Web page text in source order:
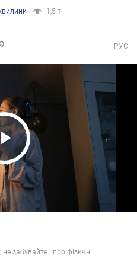
1,5 т.
РУС
Video